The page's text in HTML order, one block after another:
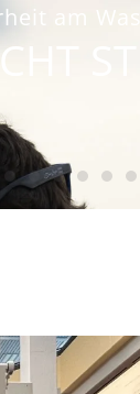
am
WASSERWACHT